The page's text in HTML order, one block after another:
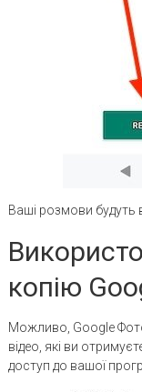
Ваші розмови будуть
копію
Можливо, Google
відео, які ви
доступ до вашої